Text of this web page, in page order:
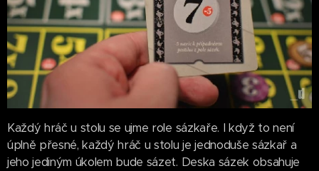
Každý hráč u stolu se ujme role sázkaře. I když to není
úplně přesné, každý hráč u stolu je jednoduše sázkař a
jeho jediným úkolem bude sázet. Deska sázek obsahuje